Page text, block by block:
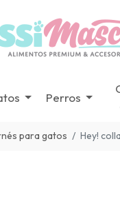
Perros
para gatos Hey!